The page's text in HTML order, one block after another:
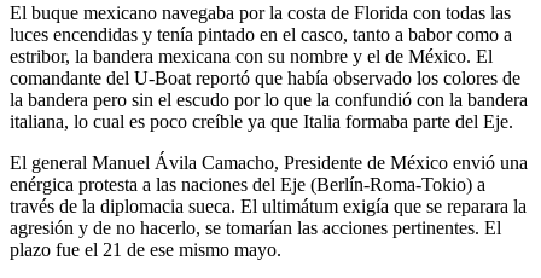
El buque mexicano navegaba por la costa de Florida con todas las
luces encendidas y tenía pintado en el casco, tanto a babor como a
estribor, la bandera mexicana con su nombre y el de México. El
comandante del U-Boat reportó que había observado los colores de
la bandera pero sin el escudo por lo que la confundió con la bandera
italiana, lo cual es poco creíble ya que Italia formaba parte del Eje.
El general Manuel Ávila Camacho, Presidente de México envió una
enérgica protesta a las naciones del Eje (Berlín-Roma-Tokio) a
través de la diplomacia sueca. El ultimátum exigía que se reparara la
agresión y de no hacerlo, se tomarían las acciones pertinentes. El
plazo fue el 21 de ese mismo mayo.